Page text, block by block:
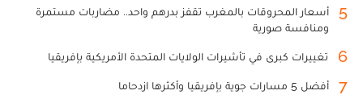
5
أسعار المحروقات بالمغرب تقفز بدرهم واحد.. مضاربات مستمرة
ومنافسة صورية
6 تغييرات كبرى في تأشيرات الولايات المتحدة الأمريكية بإفريقيا
7 أفضل 5 مسارات جوية بإفريقيا وأكثرها ازدحاما